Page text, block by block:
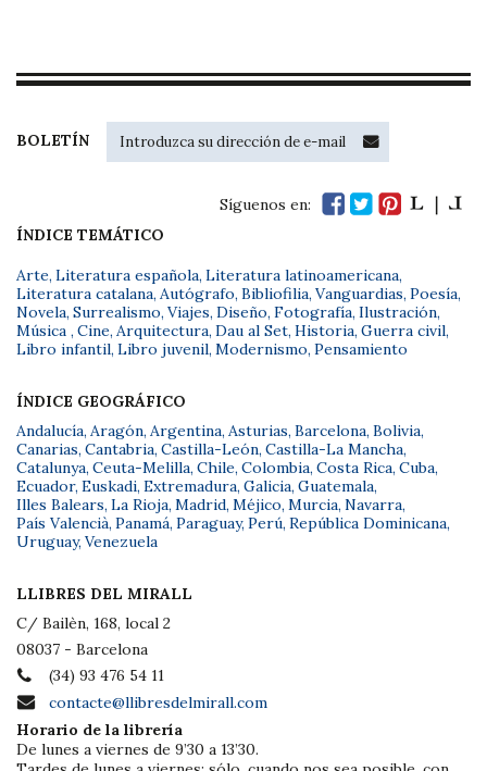
BOLETÍN
Síguenos en:
ÍNDICE TEMÁTICO
Arte, Literatura española, Literatura latinoamericana,
Literatura catalana, Autógrafo, Bibliofilia, Vanguardias, Poesía,
Novela, Surrealismo, Viajes, Diseño, Fotografía, Ilustración,
Música , Cine, Arquitectura, Dau al Set, Historia, Guerra civil,
Libro infantil, Libro juvenil, Modernismo, Pensamiento
ÍNDICE GEOGRÁFICO
Andalucía, Aragón, Argentina, Asturias, Barcelona, Bolivia,
Canarias, Cantabria, Castilla-León, Castilla-La Mancha,
Catalunya, Ceuta-Melilla, Chile, Colombia, Costa Rica, Cuba,
Ecuador, Euskadi, Extremadura, Galicia, Guatemala,
Illes Balears, La Rioja, Madrid, Méjico, Murcia, Navarra,
País Valencià, Panamá, Paraguay, Perú, República Dominicana,
Uruguay, Venezuela
LLIBRES DEL MIRALL
C/ Bailèn, 168, local 2
08037 - Barcelona
(34) 93 476 54 11
contacte@llibresdelmirall.com
Horario de la librería
De lunes a viernes de 9’30 a 13’30.